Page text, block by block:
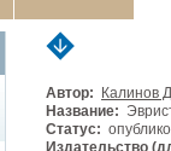
Автор:
Калинов
Название:
Статус:
Издательство